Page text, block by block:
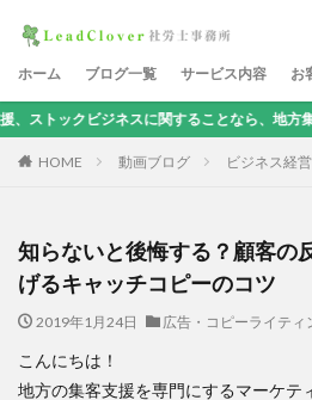
ホーム ブログ一覧 サービス内容 お
ジネスに関することなら、地方集客コンサル
HOME 動画ブログ ビジネス経営
知らないと後悔する？顧客の
げるキャッチコピーのコツ
2019年1月24日 広告・コピーライティ
こんにちは！
地方の集客支援を専門にするマーケテ